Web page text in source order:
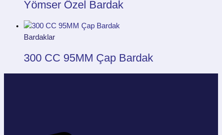
Yömser Özel Bardak
Bardaklar
300 CC 95MM Çap Bardak